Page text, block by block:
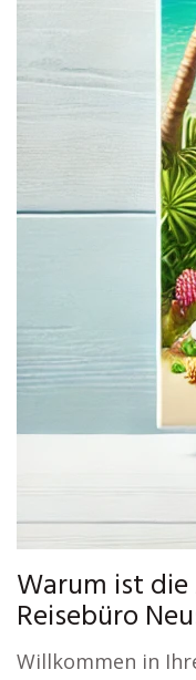
Warum ist
Reisebüro
Willkommen in